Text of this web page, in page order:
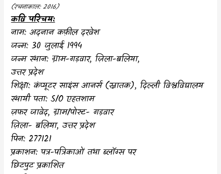
(रचनाकाल:2016)
कवि परिचय:
नाम: अदनान कफ़ील दरवेश
जन्म:30 जुलाई 1994
जन्म स्थान: ग्राम-गड़वार, ज़िला-बलिया,
उत्तर प्रदेश
शिक्षा: कंप्यूटर साइंस आनर्स(स्नातक), दिल्ली विश्वविद्यालय
स्थायी पता:S/Oएहतशाम
ज़फर जावेद, ग्राम/पोस्ट- गड़वार
ज़िला- बलिया, उत्तर प्रदेश
पिन: 277121
प्रकाशन: पत्र-पत्रिकाओं तथा ब्लॉग्स पर
छिटपुट प्रकाशित